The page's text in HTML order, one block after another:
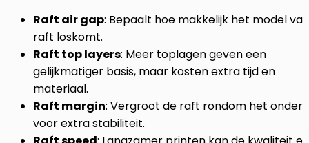
Raft air gap: Bepaalt hoe makkelijk het model
raft loskomt.
Raft top layers: Meer toplagen geven een
gelijkmatiger basis, maar kosten extra tijd en
materiaal.
Raft margin: Vergroot de raft rondom het
voor extra stabiliteit.